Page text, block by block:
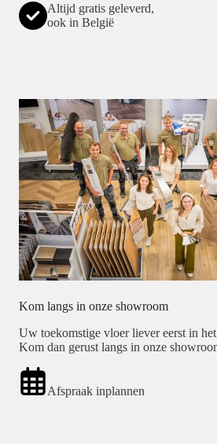
Altijd gratis geleverd,
ook in België
Kom langs in onze showroom
Uw toekomstige vloer liever eerst in
Kom dan gerust langs in onze
Afspraak inplannen